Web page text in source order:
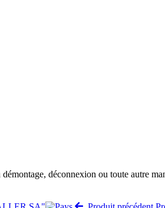
déconnexion ou toute autre